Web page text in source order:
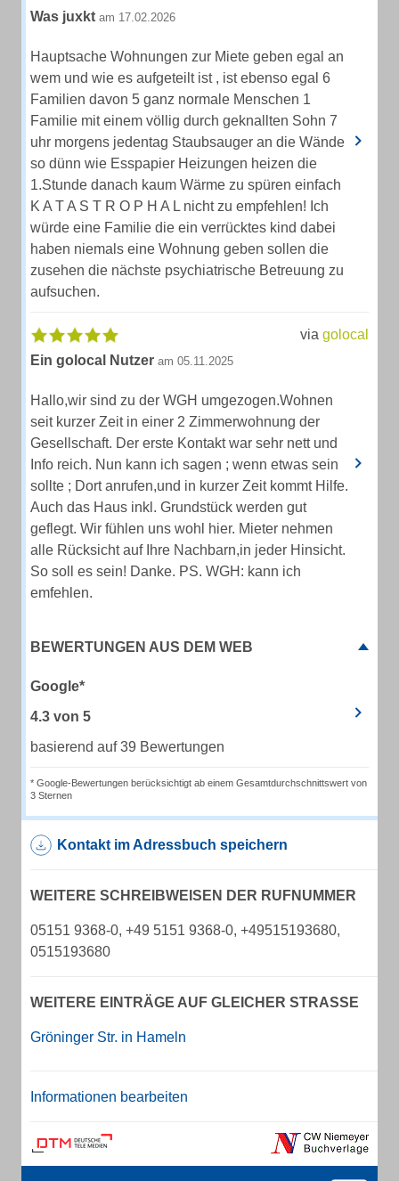
Was juxkt am 17.02.2026
Hauptsache Wohnungen zur Miete geben egal an
wem und wie es aufgeteilt ist , ist ebenso egal 6
Familien davon 5 ganz normale Menschen 1
Familie mit einem völlig durch geknallten Sohn 7
uhr morgens jedentag Staubsauger an die Wände
so dünn wie Esspapier Heizungen heizen die
1.Stunde danach kaum Wärme zu spüren einfach
K A T A S T R O P H A L nicht zu empfehlen! Ich
würde eine Familie die ein verrücktes kind dabei
haben niemals eine Wohnung geben sollen die
zusehen die nächste psychiatrische Betreuung zu
aufsuchen.
via golocal
Ein golocal Nutzer am 05.11.2025
Hallo,wir sind zu der WGH umgezogen.Wohnen
seit kurzer Zeit in einer 2 Zimmerwohnung der
Gesellschaft. Der erste Kontakt war sehr nett und
Info reich. Nun kann ich sagen ; wenn etwas sein
sollte ; Dort anrufen,und in kurzer Zeit kommt Hilfe.
Auch das Haus inkl. Grundstück werden gut
geflegt. Wir fühlen uns wohl hier. Mieter nehmen
alle Rücksicht auf Ihre Nachbarn,in jeder Hinsicht.
So soll es sein! Danke. PS. WGH: kann ich
emfehlen.
BEWERTUNGEN AUS DEM WEB
Google*
4.3 von 5
basierend auf 39 Bewertungen
* Google-Bewertungen berücksichtigt ab einem Gesamtdurchschnittswert von
3 Sternen
Kontakt im Adressbuch speichern
WEITERE SCHREIBWEISEN DER RUFNUMMER
05151 9368-0, +49 5151 9368-0, +49515193680,
0515193680
WEITERE EINTRÄGE AUF GLEICHER STRASSE
Gröninger Str. in Hameln
Informationen bearbeiten